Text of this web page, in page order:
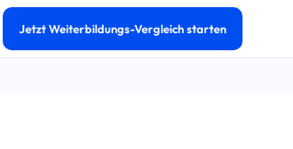
Jetzt Weiterbildungs-Vergleich starten